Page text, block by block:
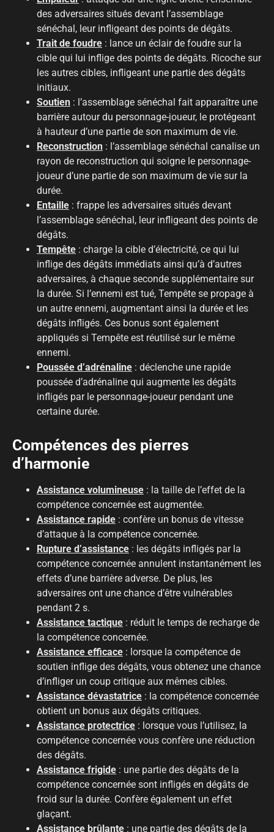
des adversaires situés devant l’assemblage
sénéchal, leur infligeant des points de dégâts.
Trait de foudre : lance un éclair de foudre sur la
cible qui lui inflige des points de dégâts. Ricoche sur
les autres cibles, infligeant une partie des dégâts
initiaux.
Soutien : l’assemblage sénéchal fait apparaître une
barrière autour du personnage-joueur, le protégeant
à hauteur d’une partie de son maximum de vie.
Reconstruction : l’assemblage sénéchal canalise un
rayon de reconstruction qui soigne le personnage-
joueur d’une partie de son maximum de vie sur la
durée.
Entaille : frappe les adversaires situés devant
l’assemblage sénéchal, leur infligeant des points de
dégâts.
Tempête : charge la cible d’électricité, ce qui lui
inflige des dégâts immédiats ainsi qu’à d’autres
adversaires, à chaque seconde supplémentaire sur
la durée. Si l’ennemi est tué, Tempête se propage à
un autre ennemi, augmentant ainsi la durée et les
dégâts infligés. Ces bonus sont également
appliqués si Tempête est réutilisé sur le même
ennemi.
Poussée d’adrénaline : déclenche une rapide
poussée d’adrénaline qui augmente les dégâts
infligés par le personnage-joueur pendant une
certaine durée.
Compétences des pierres
d’harmonie
Assistance volumineuse : la taille de l’effet de la
compétence concernée est augmentée.
Assistance rapide : confère un bonus de vitesse
d’attaque à la compétence concernée.
Rupture d’assistance : les dégâts infligés par la
compétence concernée annulent instantanément les
effets d’une barrière adverse. De plus, les
adversaires ont une chance d’être vulnérables
pendant 2 s.
Assistance tactique : réduit le temps de recharge de
la compétence concernée.
Assistance efficace : lorsque la compétence de
soutien inflige des dégâts, vous obtenez une chance
d’infliger un coup critique aux mêmes cibles.
Assistance dévastatrice : la compétence concernée
obtient un bonus aux dégâts critiques.
Assistance protectrice : lorsque vous l’utilisez, la
compétence concernée vous confère une réduction
des dégâts.
Assistance frigide : une partie des dégâts de la
compétence concernée sont infligés en dégâts de
froid sur la durée. Confère également un effet
glaçant.
Assistance brûlante : une partie des dégâts de la